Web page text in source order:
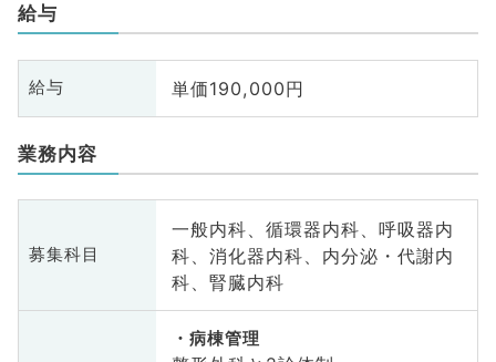
給与
給与 単価190,000円
業務内容
募集科目
一般内科、循環器内科、呼吸器内
科、消化器内科、内分泌・代謝内
科、腎臓内科
病棟管理